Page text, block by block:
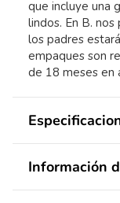
que incluye una
lindos. En B.
los padres
empaques son
de 18 meses en
Información